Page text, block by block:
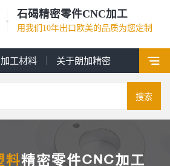
石碣精密零件CNC加工
用我们10年出口欧美的品质为您定制
加工材料 关于朗加精密
搜索